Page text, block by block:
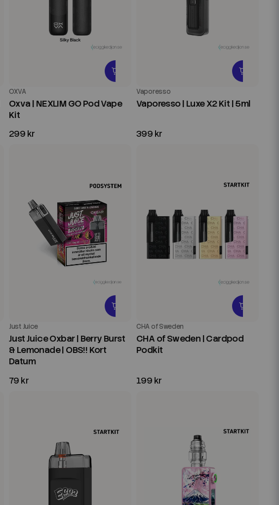
OXVA
Oxva | NEXLIM GO Pod Vape
Kit
299 kr
Vaporesso
Vaporesso | Luxe X2 Kit | 5ml
399 kr
Just Juice
Just Juice Oxbar | Berry Burst
& Lemonade | OBS!! Kort
Datum
79 kr
CHA of Sweden
CHA of Sweden | Cardpod
Podkit
199 kr